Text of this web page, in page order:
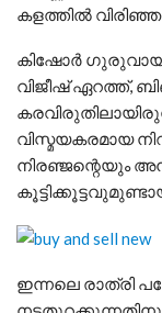
കളത്തില്‍
കിഷോര്‍
വിജീഷ് ഏറത്ത്,
വിസ്മയകരമായ
നിരഞ്ജന്റെയും
ഇന്നലെ രാത്രി